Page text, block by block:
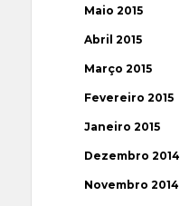
Maio 2015
Abril 2015
Março 2015
Fevereiro 2015
Janeiro 2015
Dezembro 2014
Novembro 2014